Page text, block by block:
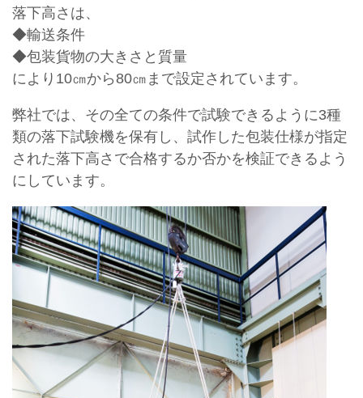
落下高さは、
◆輸送条件
◆包装貨物の大きさと質量
により10㎝から80㎝まで設定されています。
弊社では、その全ての条件で試験できるように3種
類の落下試験機を保有し、試作した包装仕様が指定
された落下高さで合格するか否かを検証できるよう
にしています。